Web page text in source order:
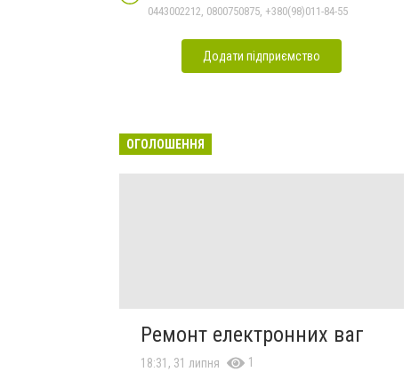
0443002212, 0800750875, +380(98)011-84-55
Додати підприємство
ОГОЛОШЕННЯ
Ремонт електронних ваг
18:31, 31 липня 1